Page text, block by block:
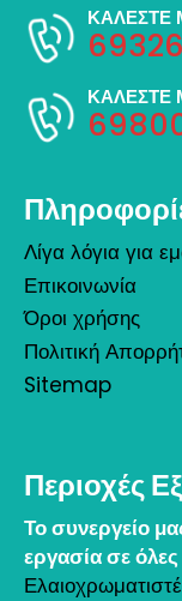
ΚΑΛΕΣΤΕ
ΚΑΛΕΣΤΕ
Λίγα λόγια για
Επικοινωνία
Όροι χρήσης
Πολιτική
Sitemap
Περιοχές
Το συνεργείο
εργασία σε όλες